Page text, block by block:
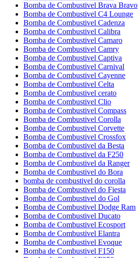
Bomba de Combustivel Brava Bravo
Bomba de Combustivel C4 Lounge
Bomba de Combustivel Cadenza
Bomba de Combustivel Calibra
Bomba de Combustivel Camaro
Bomba de Combustivel Camry
Bomba de Combustivel Captiva
Bomba de Combustivel Carnival
Bomba de Combustivel Cayenne
Bomba de Combustivel Celta
Bomba de Combustivel cerato
Bomba de Combustivel Clio
Bomba de Combustivel Compass
Bomba de Combustivel Corolla
Bomba de Combustivel Corvette
Bomba de Combustivel Crossfox
Bomba de Combustivel da Besta
Bomba de Combustivel da F250
Bomba de Combustivel da Ranger
Bomba de Combustivel do Bora
bomba de combustivel do corolla
Bomba de Combustivel do Fiesta
Bomba de Combustivel do Gol
Bomba de Combustivel Dodge Ram
Bomba de Combustivel Ducato
Bomba de Combustivel Ecosport
Bomba de Combustivel Elantra
Bomba de Combustivel Evoque
Bomba de Combustivel F150